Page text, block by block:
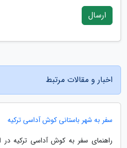
ارسال
اخبار و مقالات مرتبط
سفر به شهر باستانی کوش آداسی ترکیه
راهنمای سفر به کوش آداسی ترکیه